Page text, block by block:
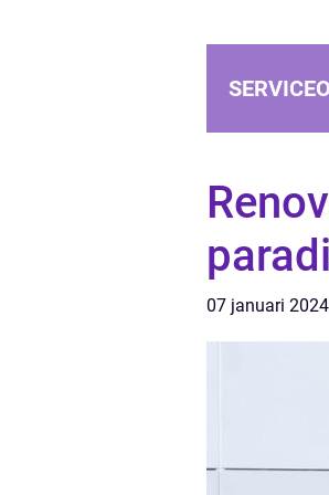
07 januari 2024